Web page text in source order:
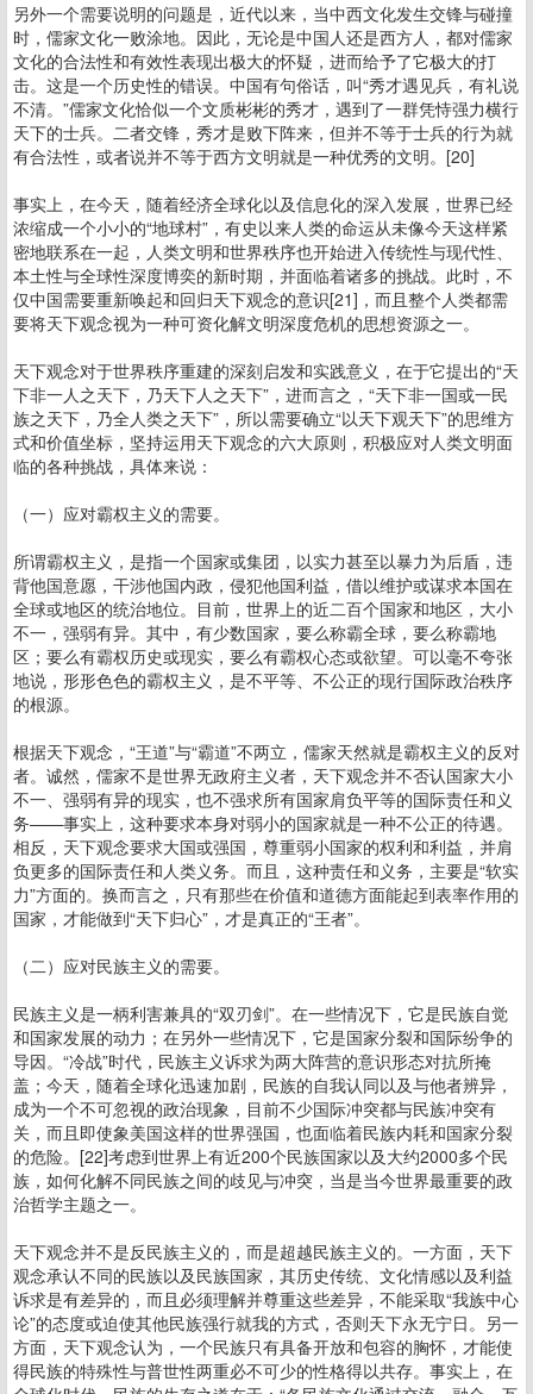
另外一个需要说明的问题是，近代以来，当中西文化发生交锋与碰撞
时，儒家文化一败涂地。因此，无论是中国人还是西方人，都对儒家
文化的合法性和有效性表现出极大的怀疑，进而给予了它极大的打
击。这是一个历史性的错误。中国有句俗话，叫“秀才遇见兵，有礼说
不清。”儒家文化恰似一个文质彬彬的秀才，遇到了一群凭恃强力横行
天下的士兵。二者交锋，秀才是败下阵来，但并不等于士兵的行为就
有合法性，或者说并不等于西方文明就是一种优秀的文明。[20]
事实上，在今天，随着经济全球化以及信息化的深入发展，世界已经
浓缩成一个小小的“地球村”，有史以来人类的命运从未像今天这样紧
密地联系在一起，人类文明和世界秩序也开始进入传统性与现代性、
本土性与全球性深度博奕的新时期，并面临着诸多的挑战。此时，不
仅中国需要重新唤起和回归天下观念的意识[21]，而且整个人类都需
要将天下观念视为一种可资化解文明深度危机的思想资源之一。
天下观念对于世界秩序重建的深刻启发和实践意义，在于它提出的“天
下非一人之天下，乃天下人之天下”，进而言之，“天下非一国或一民
族之天下，乃全人类之天下”，所以需要确立“以天下观天下”的思维方
式和价值坐标，坚持运用天下观念的六大原则，积极应对人类文明面
临的各种挑战，具体来说：
（一）应对霸权主义的需要。
所谓霸权主义，是指一个国家或集团，以实力甚至以暴力为后盾，违
背他国意愿，干涉他国内政，侵犯他国利益，借以维护或谋求本国在
全球或地区的统治地位。目前，世界上的近二百个国家和地区，大小
不一，强弱有异。其中，有少数国家，要么称霸全球，要么称霸地
区；要么有霸权历史或现实，要么有霸权心态或欲望。可以毫不夸张
地说，形形色色的霸权主义，是不平等、不公正的现行国际政治秩序
的根源。
根据天下观念，“王道”与“霸道”不两立，儒家天然就是霸权主义的反对
者。诚然，儒家不是世界无政府主义者，天下观念并不否认国家大小
不一、强弱有异的现实，也不强求所有国家肩负平等的国际责任和义
务——事实上，这种要求本身对弱小的国家就是一种不公正的待遇。
相反，天下观念要求大国或强国，尊重弱小国家的权利和利益，并肩
负更多的国际责任和人类义务。而且，这种责任和义务，主要是“软实
力”方面的。换而言之，只有那些在价值和道德方面能起到表率作用的
国家，才能做到“天下归心”，才是真正的“王者”。
（二）应对民族主义的需要。
民族主义是一柄利害兼具的“双刃剑”。在一些情况下，它是民族自觉
和国家发展的动力；在另外一些情况下，它是国家分裂和国际纷争的
导因。“冷战”时代，民族主义诉求为两大阵营的意识形态对抗所掩
盖；今天，随着全球化迅速加剧，民族的自我认同以及与他者辨异，
成为一个不可忽视的政治现象，目前不少国际冲突都与民族冲突有
关，而且即使象美国这样的世界强国，也面临着民族内耗和国家分裂
的危险。[22]考虑到世界上有近200个民族国家以及大约2000多个民
族，如何化解不同民族之间的歧见与冲突，当是当今世界最重要的政
治哲学主题之一。
天下观念并不是反民族主义的，而是超越民族主义的。一方面，天下
观念承认不同的民族以及民族国家，其历史传统、文化情感以及利益
诉求是有差异的，而且必须理解并尊重这些差异，不能采取“我族中心
论”的态度或迫使其他民族强行就我的方式，否则天下永无宁日。另一
方面，天下观念认为，一个民族只有具备开放和包容的胸怀，才能使
得民族的特殊性与普世性两重必不可少的性格得以共存。事实上，在